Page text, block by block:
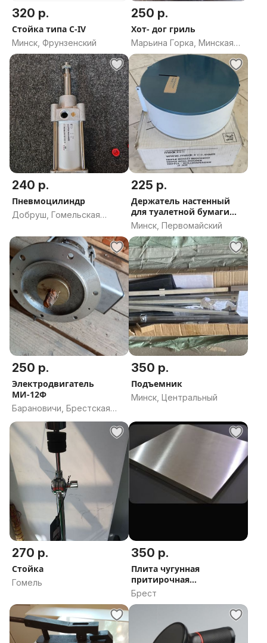
320 р.
Стойка типа С-IV
Минск, Фрунзенский
250 р.
Хот- дог гриль
Марьина Горка, Минская
область
240 р.
Пневмоцилиндр
Добруш, Гомельская
225 р.
Держатель настенный
для туалетной бумаги
Mediclini
Минск, Первомайский
250 р.
Электродвигатель
МИ-12Ф
Барановичи, Брестская
область
350 р.
Подъемник
Минск, Центральный
270 р.
Стойка
Гомель
350 р.
Плита чугунная
притирочная
двухсторонняя 200-200мм
Брест